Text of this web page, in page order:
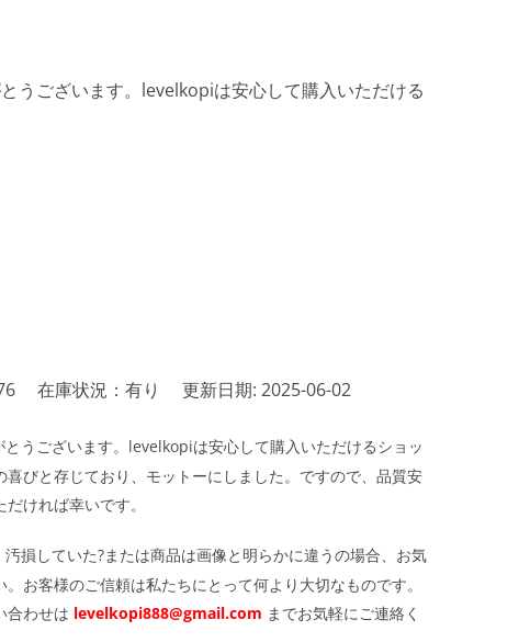
うございます。levelkopiは安心して購入いただける
在庫状況：有り 更新日期: 2025-06-02
うございます。levelkopiは安心して購入いただけるショッ
びと存じており、モットーにしました。ですので、品質安
ければ幸いです。
損していた?または商品は画像と明らかに違うの場合、お気
お客様のご信頼は私たちにとって何より大切なものです。
合わせは levelkopi888@gmail.com までお気軽にご連絡く